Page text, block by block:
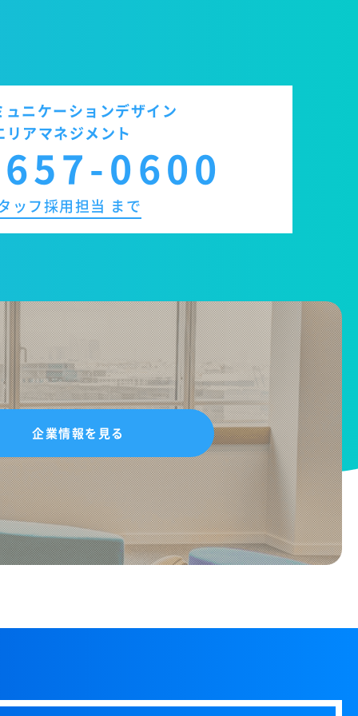
ニケーションデザイン
リアマネジメント
0600
ッフ採用担当 まで
企業情報を見る